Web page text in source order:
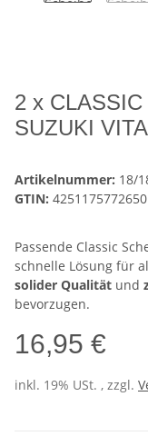
2 x
SUZUKI
Artikelnummer: 18/
GTIN: 4251175772650
Passende Classic
schnelle Lösung für
solider Qualität und
bevorzugen.
16,95 €
inkl. 19% USt. , zzgl.